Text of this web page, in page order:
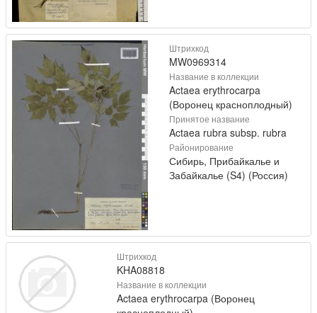
Штрихкод
MW0969314
Название в коллекции
Actaea erythrocarpa
(Воронец красноплодный)
Принятое название
Actaea rubra subsp. rubra
Районирование
Сибирь, Прибайкалье и
Забайкалье (S4) (Россия)
Штрихкод
KHA08818
Название в коллекции
Actaea erythrocarpa (Воронец